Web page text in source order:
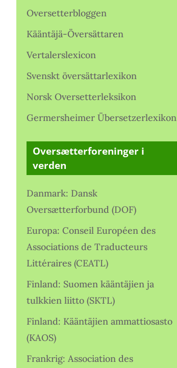
Oversetterbloggen
Kääntäjä-Översättaren
Vertalerslexicon
Svenskt översättarlexikon
Norsk Oversetterleksikon
Germersheimer Übersetzerlexikon
Oversætterforeninger i
verden
Danmark: Dansk
Oversætterforbund (DOF)
Europa: Conseil Européen des
Associations de Traducteurs
Littéraires (CEATL)
Finland: Suomen kääntäjien ja
tulkkien liitto (SKTL)
Finland: Kääntäjien ammattiosasto
(KAOS)
Frankrig: Association des